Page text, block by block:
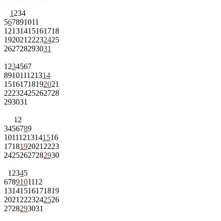
1 234
567891011
12131415161718
192021 22232425
262728293031
1 234567
891011121314
15161718192021
22232425262728
293031
1 2
3456789
10111213141516
1718192021 2223
24252627282930
1 2345
6789101112
13141516171819
2021 2223242526
2728293031